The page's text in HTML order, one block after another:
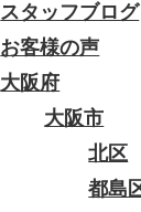
スタッフブログ
お客様の声
大阪府
大阪市
北区
都島